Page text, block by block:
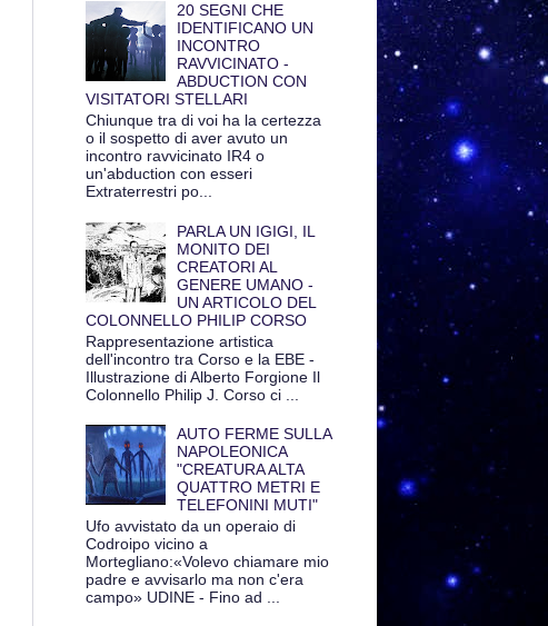
20 SEGNI CHE
IDENTIFICANO UN
INCONTRO
RAVVICINATO -
ABDUCTION CON
VISITATORI STELLARI
Chiunque tra di voi ha la certezza
o il sospetto di aver avuto un
incontro ravvicinato IR4 o
un'abduction con esseri
Extraterrestri po...
PARLA UN IGIGI, IL
MONITO DEI
CREATORI AL
GENERE UMANO -
UN ARTICOLO DEL
COLONNELLO PHILIP CORSO
Rappresentazione artistica
dell'incontro tra Corso e la EBE -
Illustrazione di Alberto Forgione Il
Colonnello Philip J. Corso ci ...
AUTO FERME SULLA
NAPOLEONICA
"CREATURA ALTA
QUATTRO METRI E
TELEFONINI MUTI"
Ufo avvistato da un operaio di
Codroipo vicino a
Mortegliano:«Volevo chiamare mio
padre e avvisarlo ma non c'era
campo» UDINE - Fino ad ...